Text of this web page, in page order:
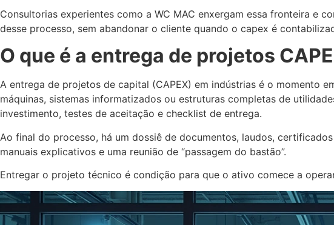
Consultorias experientes como a WC MAC enxergam essa fronteira e
desse processo, sem abandonar o cliente quando o capex é
O que é a entrega de projetos
A entrega de projetos de capital (CAPEX) em indústrias é o momento
máquinas, sistemas informatizados ou estruturas completas de
investimento, testes de aceitação e checklist de entrega.
Ao final do processo, há um dossiê de documentos, laudos,
manuais explicativos e uma reunião de “passagem do bastão”.
Entregar o projeto técnico é condição para que o ativo comece a